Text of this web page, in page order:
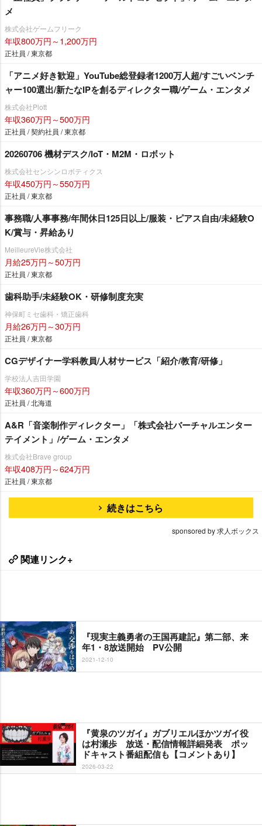
メ
株式会社ゲームフリーク
年収800万円～1,200万円
正社員 / 東京都
「アニメ好き歓迎」YouTube総登録者1200万人超/すごいベンチ
ャー100選出/新たなIPを創るディレクター職/ゲーム・エンタメ
株式会社Plott
年収360万円～500万円
正社員 / 契約社員 / 東京都
20260706 機材デスク/IoT・M2M・ロボット
株式会社センシンロボティクス
年収450万円～550万円
正社員 / 東京都
事務職/人事事務/年間休日125日以上/服装・ピアス自由/未経験O
K/賞与・昇給あり
MeilleureVie株式会社
月給25万円～50万円
正社員 / 東京都
歯科助手/未経験OK・研修制度充実
神保町ミセ歯科・矯正歯科
月給26万円～30万円
正社員 / 東京都
CGデザイナー学科教員/人材サービス「紹介/教育/研修」
学校法人吉田学園
年収360万円～600万円
正社員 / 北海道
A&R「音楽制作ディレクター」「株式会社バーチャルエンター
テイメント」/ゲーム・エンタメ
株式会社Brave group
年収408万円～624万円
正社員 / 東京都
続きはこちら
sponsored by 求人ボックス
関連リンク+
『現実主義勇者の王国再建記』第二部、来
年1・8放送開始 PV公開
2021-12-10
『黄泉のツガイ』ガブリエルほかツガイ役
は村瀬歩 放送・配信情報詳細発表 ポッ
ドキャスト番組配信も【コメントあり】
2026-03-22